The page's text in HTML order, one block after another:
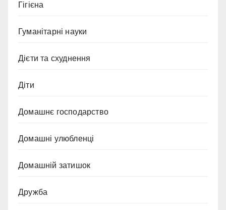
Гігієна
Гуманітарні науки
Дієти та схуднення
Діти
Домашнє господарство
Домашні улюбленці
Домашній затишок
Дружба